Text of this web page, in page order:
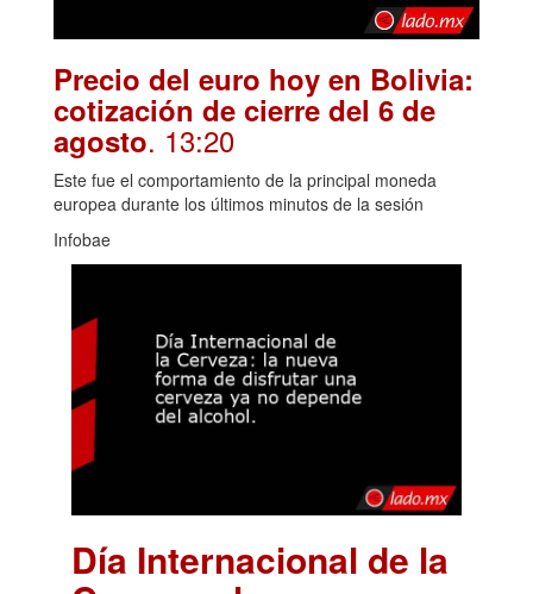
Precio del euro hoy en Bolivia:
cotización de cierre del 6 de
agosto. 13:20
Este fue el comportamiento de la principal moneda
europea durante los últimos minutos de la sesión
Infobae
Día Internacional de la